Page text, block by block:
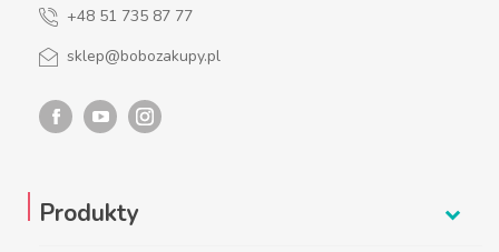
+48 51 735 87 77
sklep@bobozakupy.pl
Produkty